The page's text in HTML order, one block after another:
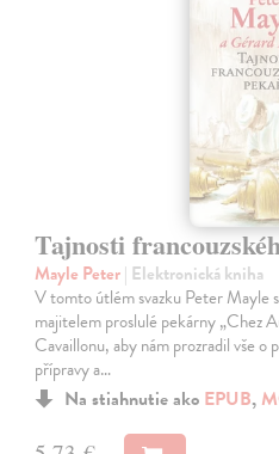
Tajnosti
Mayle Peter| Elektronická kniha
V tomto útlém svazku Peter Mayle
majitelem proslulé pekárny „Chez
Cavaillonu, aby nám prozradil vše
přípravy a…
Na stiahnutie ako EPUB,